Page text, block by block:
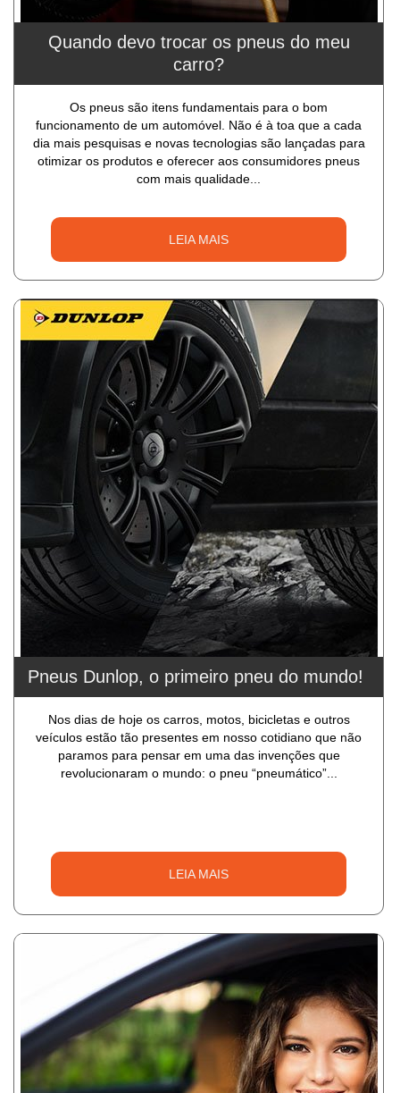
Quando devo trocar os pneus do meu
carro?
Os pneus são itens fundamentais para o bom
funcionamento de um automóvel. Não é à toa que a cada
dia mais pesquisas e novas tecnologias são lançadas para
otimizar os produtos e oferecer aos consumidores pneus
com mais qualidade...
LEIA MAIS
Pneus Dunlop, o primeiro pneu do mundo!
Nos dias de hoje os carros, motos, bicicletas e outros
veículos estão tão presentes em nosso cotidiano que não
paramos para pensar em uma das invenções que
revolucionaram o mundo: o pneu “pneumático”...
LEIA MAIS